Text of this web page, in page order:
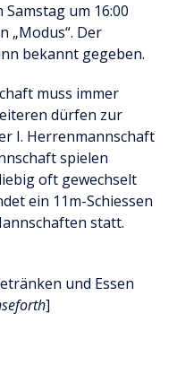
um 16:00
„Modus“. Der
bekannt gegeben.
muss immer
dürfen zur
I. Herrenmannschaft
spielen
oft gewechselt
ein 11m-Schiessen
statt.
und Essen
]